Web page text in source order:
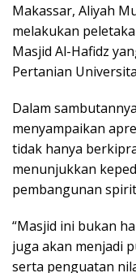
Makassar, Aliyah
melakukan
Masjid Al-Hafidz
Pertanian
Dalam
menyampaikan
tidak hanya
menunjukkan
pembangunan
“Masjid ini bukan
juga akan menjadi
serta penguatan